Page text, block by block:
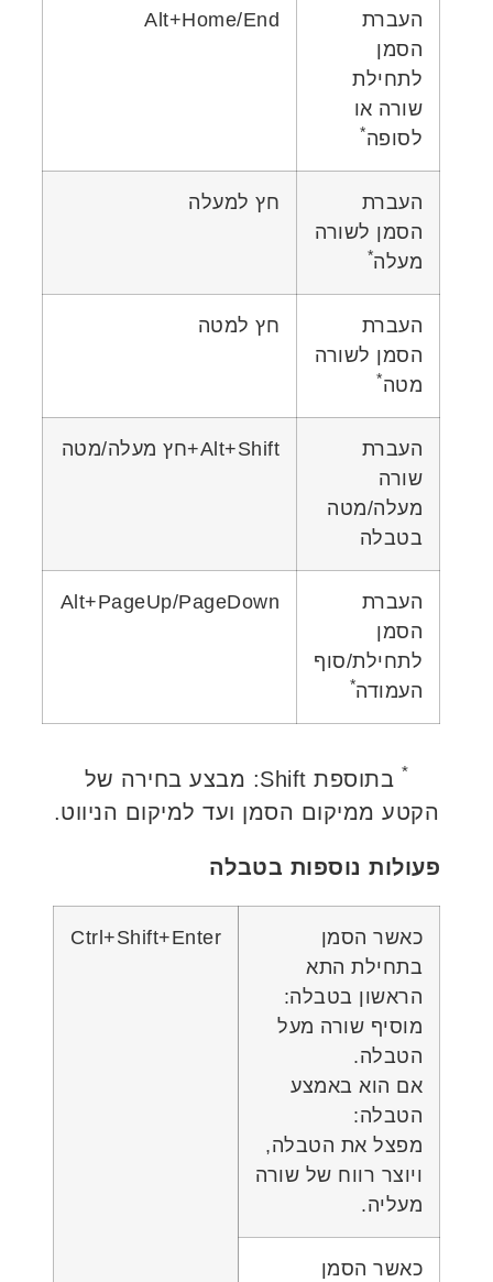
העברת
הסמן
לתחילת
שורה או
לסופה*
Alt+Home/End
העברת
הסמן לשורה
מעלה*
חץ למעלה
העברת
הסמן לשורה
מטה*
חץ למטה
העברת
שורה
מעלה/מטה
בטבלה
Alt+Shift+חץ מעלה/מטה
העברת
הסמן
לתחילת/סוף
העמודה*
Alt+PageUp/PageDown
*
בתוספת Shift: מבצע בחירה של
הקטע ממיקום הסמן ועד למיקום הניווט.
פעולות נוספות בטבלה
כאשר הסמן
בתחילת התא
הראשון בטבלה:
מוסיף שורה מעל
הטבלה.
אם הוא באמצע
הטבלה:
מפצל את הטבלה,
ויוצר רווח של שורה
מעליה.
Ctrl+Shift+Enter
כאשר הסמן